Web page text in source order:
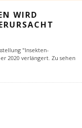
WIRD
"Insekten-
2020 verlängert. Zu sehen